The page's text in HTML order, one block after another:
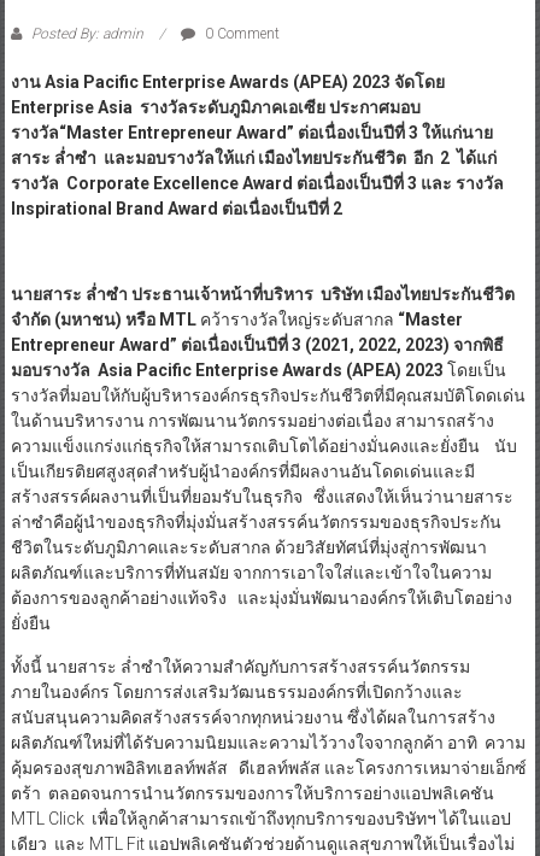
Posted By: admin 0 Comment
งาน Asia Pacific Enterprise Awards (APEA) 2023 จัดโดย
Enterprise Asia รางวัลระดับภูมิภาคเอเซีย ประกาศมอบ
รางวัล“Master Entrepreneur Award” ต่อเนื่องเป็นปีที่ 3 ให้แก่นาย
สาระ ล่ำซำ และมอบรางวัลให้แก่ เมืองไทยประกันชีวิต อีก 2 ได้แก่
รางวัล Corporate Excellence Award ต่อเนื่องเป็นปีที่ 3 และ รางวัล
Inspirational Brand Award ต่อเนื่องเป็นปีที่ 2
นายสาระ ล่ำซำ ประธานเจ้าหน้าที่บริหาร บริษัท เมืองไทยประกันชีวิต
จำกัด (มหาชน) หรือ MTLคว้ารางวัลใหญ่ระดับสากล “Master
Entrepreneur Award” ต่อเนื่องเป็นปีที่ 3 (2021, 2022, 2023) จากพิธี
มอบรางวัล Asia Pacific Enterprise Awards (APEA) 2023 โดยเป็น
รางวัลที่มอบให้กับผู้บริหารองค์กรธุรกิจประกันชีวิตที่มีคุณสมบัติโดดเด่น
ในด้านบริหารงาน การพัฒนานวัตกรรมอย่างต่อเนื่อง สามารถสร้าง
ความแข็งแกร่งแก่ธุรกิจให้สามารถเติบโตได้อย่างมั่นคงและยั่งยืน นับ
เป็นเกียรติยศสูงสุดสำหรับผู้นำองค์กรที่มีผลงานอันโดดเด่นและมี
สร้างสรรค์ผลงานที่เป็นที่ยอมรับในธุรกิจ ซึ่งแสดงให้เห็นว่านายสาระ
ล่าซำคือผู้นำของธุรกิจที่มุ่งมั่นสร้างสรรค์นวัตกรรมของธุรกิจประกัน
ชีวิตในระดับภูมิภาคและระดับสากล ด้วยวิสัยทัศน์ที่มุ่งสู่การพัฒนา
ผลิตภัณฑ์และบริการที่ทันสมัย จากการเอาใจใส่และเข้าใจในความ
ต้องการของลูกค้าอย่างแท้จริง และมุ่งมั่นพัฒนาองค์กรให้เติบโตอย่าง
ยั่งยืน
ทั้งนี้ นายสาระ ล่ำซำให้ความสำคัญกับการสร้างสรรค์นวัตกรรม
ภายในองค์กร โดยการส่งเสริมวัฒนธรรมองค์กรที่เปิดกว้างและ
สนับสนุนความคิดสร้างสรรค์จากทุกหน่วยงาน ซึ่งได้ผลในการสร้าง
ผลิตภัณฑ์ใหม่ที่ได้รับความนิยมและความไว้วางใจจากลูกค้า อาทิ ความ
คุ้มครองสุขภาพอิลิทเฮลท์พลัส ดีเฮลท์พลัส และโครงการเหมาจ่ายเอ็กซ์
ตร้า ตลอดจนการนำนวัตกรรมของการให้บริการอย่างแอปพลิเคชัน
MTL Click เพื่อให้ลูกค้าสามารถเข้าถึงทุกบริการของบริษัทฯ ได้ในแอป
เดียว และ MTL Fit แอปพลิเคชันตัวช่วยด้านดูแลสุขภาพให้เป็นเรื่องไม่